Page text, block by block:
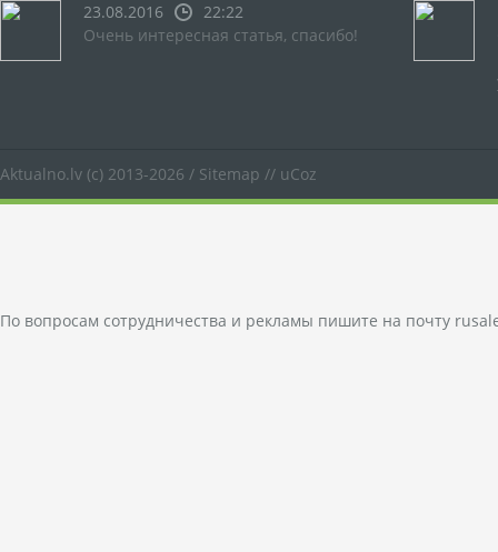
23.08.2016
22:22
Очень интересная статья, спасибо!
Aktualno.lv (c) 2013-2026 / Sitemap // uCoz
По вопросам сотрудничества и рекламы пишите на почту